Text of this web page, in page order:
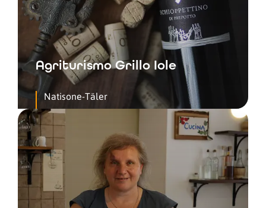
Agriturismo Grillo Iole
Natisone-Täler